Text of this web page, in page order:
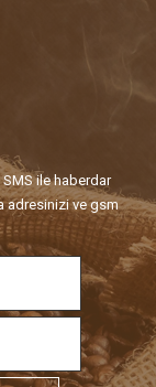
SMS ile haberdar
adresinizi ve gsm